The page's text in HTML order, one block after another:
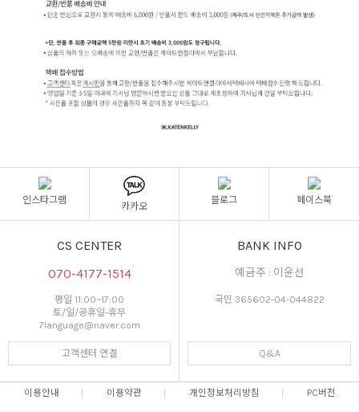
인스타그램
카카오
블로그 페이스북
CS CENTER
070-4177-1514
평일 11:00~17:00
토/일/공휴일-휴무
7language@naver.com
고객센터 연결
BANK INFO
예금주 : 이윤선
국민 365602-04-044822
Q&A
이용안내 이용약관 개인정보처리방침 PC버전